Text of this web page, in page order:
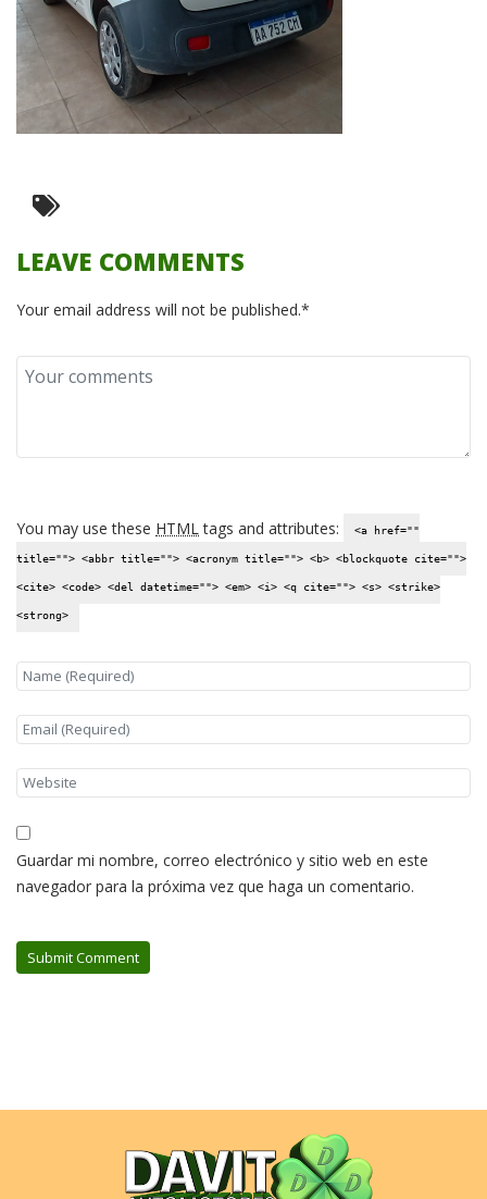
LEAVE COMMENTS
Your email address will not be published.*
You may use these HTMLtags and attributes: <a href=""
title=""> <abbr title=""> <acronym title=""> <b> <blockquote cite="">
<cite> <code> <del datetime=""> <em> <i> <q cite=""> <s> <strike>
<strong>
Guardar mi nombre, correo electrónico y sitio web en este
navegador para la próxima vez que haga un comentario.